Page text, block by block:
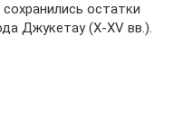
остатки
Джукетау (X-XV вв.).